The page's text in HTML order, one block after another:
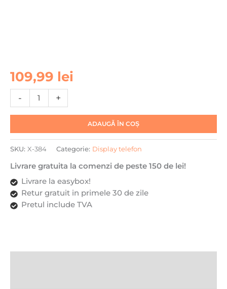
109,99 lei
-
Cantitate
Display
rama
pentru
Redmi
A1/A1+
(4G)
DaDen®,
Negru,
LCD,
+
ADAUGĂ ÎN COȘ
SKU: X-384 Categorie: Display telefon
Livrare gratuita la comenzi de peste 150 de lei!
Livrare la easybox!
Retur gratuit in primele 30 de zile
Pretul include TVA